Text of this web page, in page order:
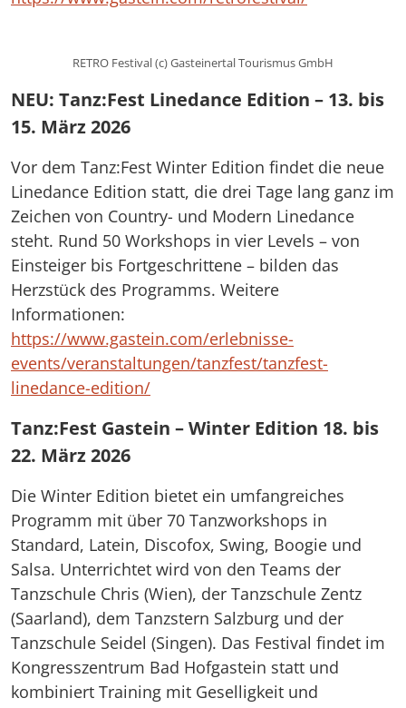
RETRO Festival (c) Gasteinertal Tourismus GmbH
NEU: Tanz:Fest Linedance Edition – 13. bis
15. März 2026
Vor dem Tanz:Fest Winter Edition findet die neue
Linedance Edition statt, die drei Tage lang ganz im
Zeichen von Country- und Modern Linedance
steht. Rund 50 Workshops in vier Levels – von
Einsteiger bis Fortgeschrittene – bilden das
Herzstück des Programms. Weitere
Informationen:
https://www.gastein.com/erlebnisse-
events/veranstaltungen/tanzfest/tanzfest-
linedance-edition/
Tanz:Fest Gastein – Winter Edition 18. bis
22. März 2026
Die Winter Edition bietet ein umfangreiches
Programm mit über 70 Tanzworkshops in
Standard, Latein, Discofox, Swing, Boogie und
Salsa. Unterrichtet wird von den Teams der
Tanzschule Chris (Wien), der Tanzschule Zentz
(Saarland), dem Tanzstern Salzburg und der
Tanzschule Seidel (Singen). Das Festival findet im
Kongresszentrum Bad Hofgastein statt und
kombiniert Training mit Geselligkeit und